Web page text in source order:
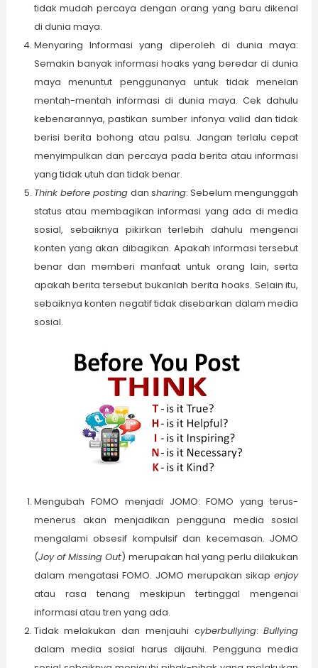
tidak mudah percaya dengan orang yang baru dikenal
di dunia maya.
Menyaring Informasi yang diperoleh di dunia maya:
Semakin banyak informasi hoaks yang beredar di dunia
maya menuntut penggunanya untuk tidak menelan
mentah-mentah informasi di dunia maya. Cek dahulu
kebenarannya, pastikan sumber infonya valid dan tidak
berisi berita bohong atau palsu. Jangan terlalu cepat
menyimpulkan dan percaya pada berita atau informasi
yang tidak utuh dan tidak benar.
Think before posting dan sharing: Sebelum mengunggah
status atau membagikan informasi yang ada di media
sosial, sebaiknya pikirkan terlebih dahulu mengenai
konten yang akan dibagikan. Apakah informasi tersebut
benar dan memberi manfaat untuk orang lain, serta
apakah berita tersebut bukanlah berita hoaks. Selain itu,
sebaiknya konten negatif tidak disebarkan dalam media
sosial.
Mengubah FOMO menjadi JOMO: FOMO yang terus-
menerus akan menjadikan pengguna media sosial
mengalami obsesif kompulsif dan kecemasan. JOMO
(Joy of Missing Out) merupakan hal yang perlu dilakukan
dalam mengatasi FOMO. JOMO merupakan sikapenjoy
atau rasa tenang meskipun tertinggal mengenai
informasi atau tren yang ada.
Tidak melakukan dan menjauhi cyberbullying:Bullying
dalam media sosial harus dijauhi. Pengguna media